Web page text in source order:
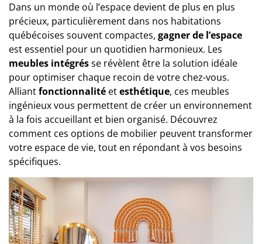
Dans un monde où l’espace devient de plus en plus
précieux, particulièrement dans nos habitations
québécoises souvent compactes, gagner de l’espace
est essentiel pour un quotidien harmonieux. Les
meubles intégrésse révèlent être la solution idéale
pour optimiser chaque recoin de votre chez-vous.
Alliantfonctionnalité etesthétique, ces meubles
ingénieux vous permettent de créer un environnement
à la fois accueillant et bien organisé. Découvrez
comment ces options de mobilier peuvent transformer
votre espace de vie, tout en répondant à vos besoins
spécifiques.